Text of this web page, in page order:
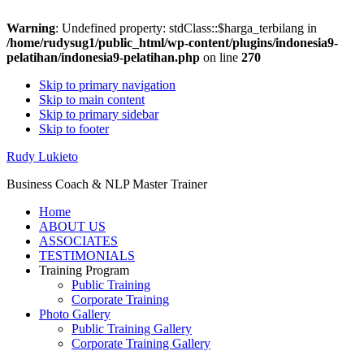
Warning: Undefined property: stdClass::$harga_terbilang in
/home/rudysug1/public_html/wp-content/plugins/indonesia9-
pelatihan/indonesia9-pelatihan.php on line 270
Skip to primary navigation
Skip to main content
Skip to primary sidebar
Skip to footer
Rudy Lukieto
Business Coach & NLP Master Trainer
Home
ABOUT US
ASSOCIATES
TESTIMONIALS
Training Program
Public Training
Corporate Training
Photo Gallery
Public Training Gallery
Corporate Training Gallery